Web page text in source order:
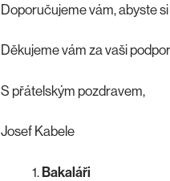
Doporučujeme vám, abyste
Děkujeme vám za vaši
S přátelským pozdravem,
Josef Kabele
Bakaláři